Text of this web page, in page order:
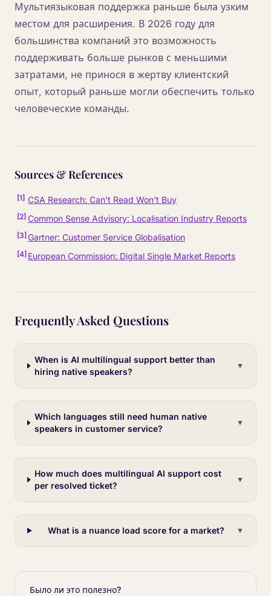
Мультиязыковая поддержка раньше была узким
местом для расширения. В 2026 году для
большинства компаний это возможность
поддерживать больше рынков с меньшими
затратами, не принося в жертву клиентский
опыт, который раньше могли обеспечить только
человеческие команды.
Sources & References
[1] CSA Research: Can't Read Won't Buy
[2] Common Sense Advisory: Localisation Industry Reports
[3] Gartner: Customer Service Globalisation
[4] European Commission: Digital Single Market Reports
Frequently Asked Questions
When is AI multilingual support better than
hiring native speakers?
▼
Which languages still need human native
speakers in customer service?
▼
How much does multilingual AI support cost
per resolved ticket?
▼
What is a nuance load score for a market? ▼
Было ли это полезно?